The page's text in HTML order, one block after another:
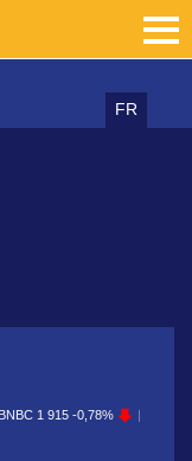
FR
-0,78% BOAB 8 700